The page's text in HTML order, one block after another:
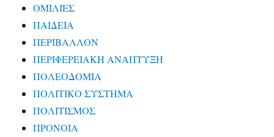
ΟΜΙΛΙΕΣ
ΠΑΙΔΕΙΑ
ΠΕΡΙΒΑΛΛΟΝ
ΠΕΡΙΦΕΡΕΙΑΚΗ ΑΝΑΠΤΥΞΗ
ΠΟΛΕΟΔΟΜΙΑ
ΠΟΛΙΤΙΚΟ ΣΥΣΤΗΜΑ
ΠΟΛΙΤΙΣΜΟΣ
ΠΡΟΝΟΙΑ